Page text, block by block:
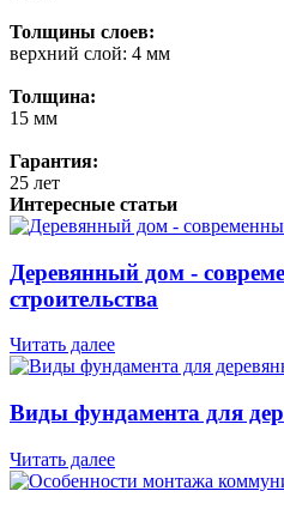
Толщины слоев:
верхний слой: 4 мм
Толщина:
15 мм
Гарантия:
25 лет
Интересные статьи
Деревянный дом -
строительства
Читать далее
Виды фундамента для
Читать далее